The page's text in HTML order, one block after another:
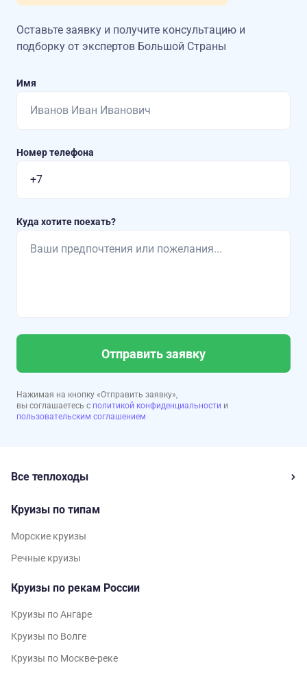
Оставьте заявку и получите консультацию и
подборку от экспертов Большой Страны
Имя
Номер телефона
Куда хотите поехать?
Отправить заявку
Нажимая на кнопку «Отправить заявку»,
вы соглашаетесь с политикой конфиденциальности и
пользовательским соглашением
Все теплоходы
Круизы по типам
Морские круизы
Речные круизы
Круизы по рекам России
Круизы по Ангаре
Круизы по Волге
Круизы по Москве-реке